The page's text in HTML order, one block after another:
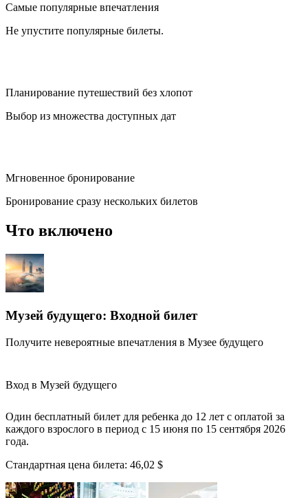
Самые популярные впечатления
Не упустите популярные билеты.
Планирование путешествий без хлопот
Выбор из множества доступных дат
Мгновенное бронирование
Бронирование сразу нескольких билетов
Что включено
Музей будущего: Входной билет
Получите невероятные впечатления в Музее будущего
Вход в Музей будущего
Один бесплатный билет для ребенка до 12 лет с оплатой за
каждого взрослого в период с 15 июня по 15 сентября 2026
года.
Стандартная цена билета: 46,02 $